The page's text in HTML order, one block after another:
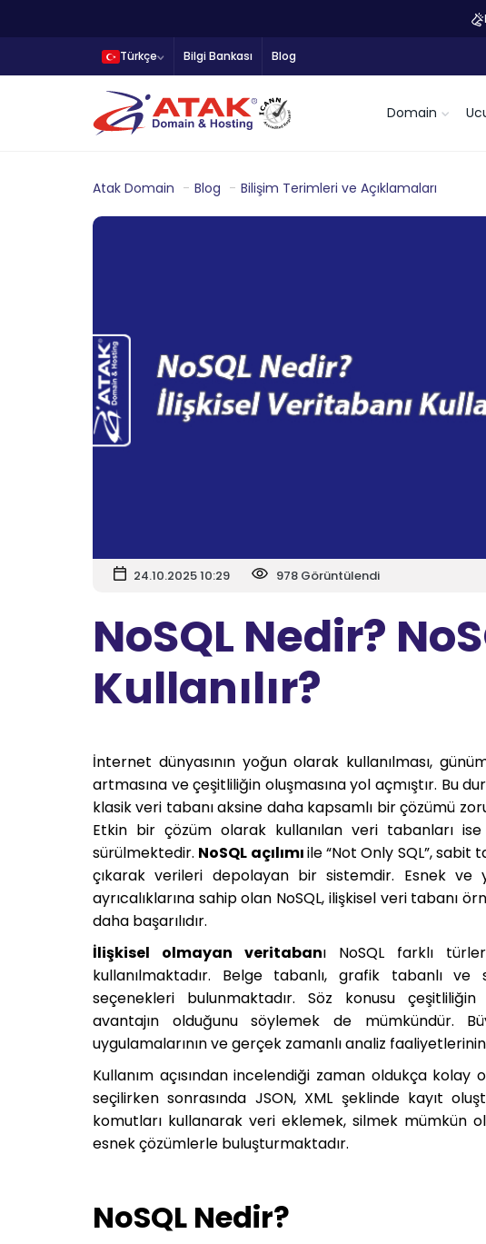
Türkçe Bilgi Bankası Blog
Domain
Atak Domain Blog Bilişim Terimleri ve Açıklamaları
24.10.2025 10:29 978 Görüntülendi
NoSQL Nedir?
Kullanılır?
İnternet dünyasının yoğun olarak kullanılması,
artmasına ve çeşitliliğin oluşmasına yol açmıştır. Bu
klasik veri tabanı aksine daha kapsamlı bir çözümü
Etkin bir çözüm olarak kullanılan veri tabanları
sürülmektedir. NoSQL açılımıile “Not Only SQL”, sabit
çıkarak verileri depolayan bir sistemdir. Esnek ve
ayrıcalıklarına sahip olan NoSQL, ilişkisel veri tabanı
daha başarılıdır.
İlişkisel olmayan veritabanı NoSQL farklı
kullanılmaktadır. Belge tabanlı, grafik tabanlı
seçenekleri bulunmaktadır. Söz konusu
avantajın olduğunu söylemek de mümkündür.
uygulamalarının ve gerçek zamanlı analiz
Kullanım açısından incelendiği zaman oldukça
seçilirken sonrasında JSON, XML şeklinde kayıt
komutları kullanarak veri eklemek, silmek mümkün
esnek çözümlerle buluşturmaktadır.
NoSQL Nedir?